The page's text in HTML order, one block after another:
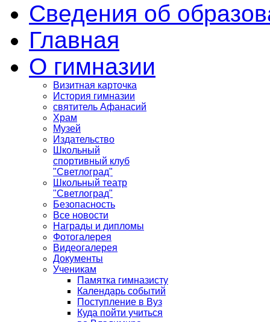
Сведения об
Главная
О гимназии
Визитная карточка
История гимназии
святитель Афанасий
Храм
Музей
Издательство
Школьный
спортивный клуб
"Светлоград"
Школьный театр
"Светлоград"
Безопасность
Все новости
Награды и дипломы
Фотогалерея
Видеогалерея
Документы
Ученикам
Памятка гимназисту
Календарь событий
Поступление в Вуз
Куда пойти учиться